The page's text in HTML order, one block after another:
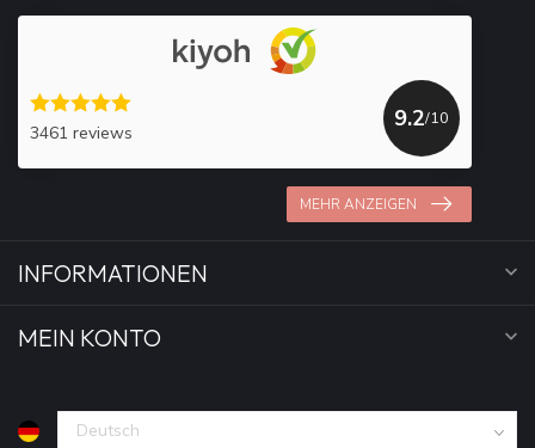
3461 reviews
9.2/10
MEHR ANZEIGEN
INFORMATIONEN
MEIN KONTO